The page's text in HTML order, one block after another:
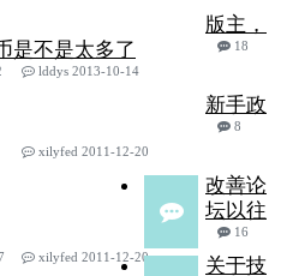
版主，
是不是太多了
18
lddys 2013-10-14
新手政
8
xilyfed 2011-12-20
改善论
坛以往
16
xilyfed 2011-12-20
关于技